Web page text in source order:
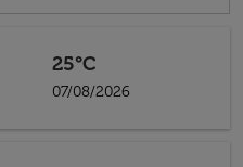
25°C
07/08/2026